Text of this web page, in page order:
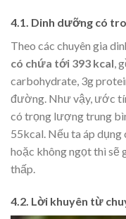
4.1. Dinh dưỡng có
Theo các chuyên gia
có chứa tới 393 kcal,
carbohydrate, 3g
đường. Như vậy, ước
có trọng lượng trung
55kcal. Nếu ta áp
hoặc không ngọt thì
thấp.
4.2. Lời khuyên từ